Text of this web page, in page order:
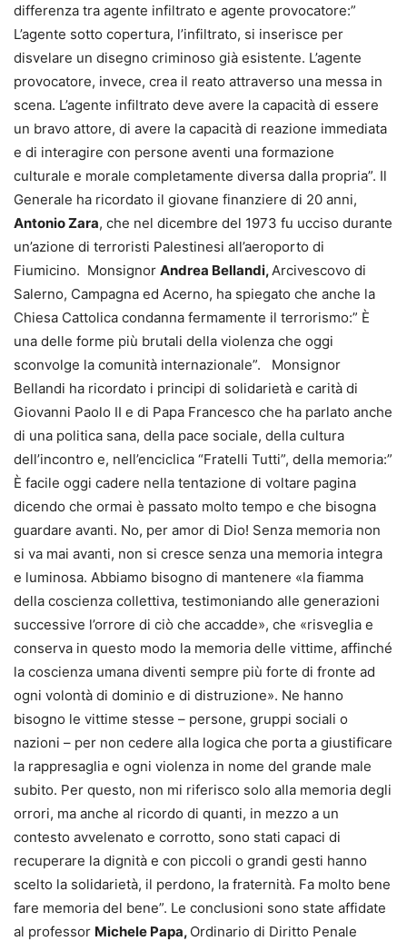
differenza tra agente infiltrato e agente provocatore:”
L’agente sotto copertura, l’infiltrato, si inserisce per
disvelare un disegno criminoso già esistente. L’agente
provocatore, invece, crea il reato attraverso una messa in
scena. L’agente infiltrato deve avere la capacità di essere
un bravo attore, di avere la capacità di reazione immediata
e di interagire con persone aventi una formazione
culturale e morale completamente diversa dalla propria”. Il
Generale ha ricordato il giovane finanziere di 20 anni,
Antonio Zara, che nel dicembre del 1973 fu ucciso durante
un’azione di terroristi Palestinesi all’aeroporto di
Fiumicino. Monsignor Andrea Bellandi, Arcivescovo di
Salerno, Campagna ed Acerno, ha spiegato che anche la
Chiesa Cattolica condanna fermamente il terrorismo:” È
una delle forme più brutali della violenza che oggi
sconvolge la comunità internazionale”. Monsignor
Bellandi ha ricordato i principi di solidarietà e carità di
Giovanni Paolo II e di Papa Francesco che ha parlato anche
di una politica sana, della pace sociale, della cultura
dell’incontro e, nell’enciclica “Fratelli Tutti”, della memoria:”
È facile oggi cadere nella tentazione di voltare pagina
dicendo che ormai è passato molto tempo e che bisogna
guardare avanti. No, per amor di Dio! Senza memoria non
si va mai avanti, non si cresce senza una memoria integra
e luminosa. Abbiamo bisogno di mantenere «la fiamma
della coscienza collettiva, testimoniando alle generazioni
successive l’orrore di ciò che accadde», che «risveglia e
conserva in questo modo la memoria delle vittime, affinché
la coscienza umana diventi sempre più forte di fronte ad
ogni volontà di dominio e di distruzione». Ne hanno
bisogno le vittime stesse – persone, gruppi sociali o
nazioni – per non cedere alla logica che porta a giustificare
la rappresaglia e ogni violenza in nome del grande male
subito. Per questo, non mi riferisco solo alla memoria degli
orrori, ma anche al ricordo di quanti, in mezzo a un
contesto avvelenato e corrotto, sono stati capaci di
recuperare la dignità e con piccoli o grandi gesti hanno
scelto la solidarietà, il perdono, la fraternità. Fa molto bene
fare memoria del bene”. Le conclusioni sono state affidate
al professor Michele Papa, Ordinario di Diritto Penale